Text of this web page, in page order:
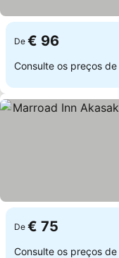
De € 96
Consulte os preços de
De € 75
Consulte os preços de